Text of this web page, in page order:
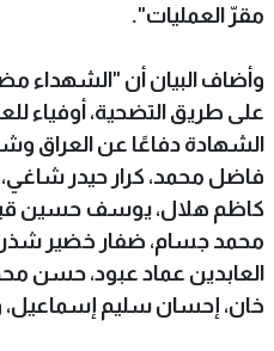
مقرّ العمليات".
وأضاف البيان أن "الشهداء
على طريق التضحية، أوفياء
الشهادة دفاعًا عن العراق
فاضل محمد، كرار حيدر
كاظم هلال، يوسف حسين
محمد جسام، ضفار خضير
العابدين عماد عبود، حسن
خان، إحسان سليم